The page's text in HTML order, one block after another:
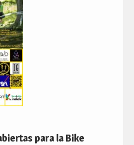
para la Bike